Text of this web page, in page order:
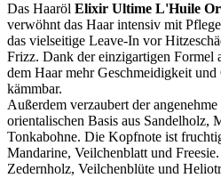
Das Haaröl Elixir Ultime L'Huile
verwöhnt das Haar intensiv mit
das vielseitige Leave-In vor
Frizz. Dank der einzigartigen Formel
dem Haar mehr Geschmeidigkeit
kämmbar.
Außerdem verzaubert der
orientalischen Basis aus Sandelholz,
Tonkabohne. Die Kopfnote ist
Mandarine, Veilchenblatt und
Zedernholz, Veilchenblüte und